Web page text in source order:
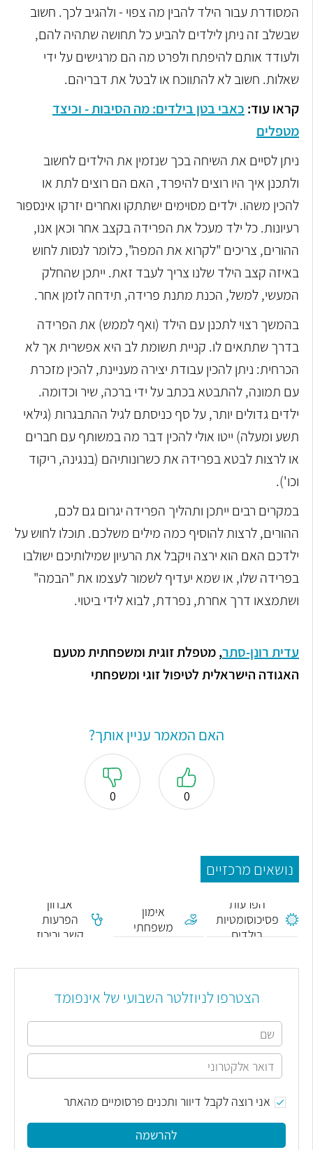
המסודרת עבור הילד להבין מה צפוי - ולהגיב לכך. חשוב
שבשלב זה ניתן לילדים להביע כל תחושה שתהיה להם,
ולעודד אותם להיפתח ולפרט מה הם מרגישים על ידי
שאלות. חשוב לא להתווכח או לבטל את דבריהם.
קראו עוד: כאבי בטן בילדים: מה הסיבות - וכיצד
מטפלים
ניתן לסיים את השיחה בכך שנזמין את הילדים לחשוב
ולתכנן איך היו רוצים להיפרד, האם הם רוצים לתת או
להכין משהו. ילדים מסוימים ישתתקו ואחרים יזרקו אינספור
רעיונות. כל ילד מעכל את הפרידה בקצב אחר וכאן אנו,
ההורים, צריכים "לקרוא את המפה", כלומר לנסות לחוש
באיזה קצב הילד שלנו צריך לעבד זאת. ייתכן שהחלק
המעשי, למשל, הכנת מתנת פרידה, תידחה לזמן אחר.
בהמשך רצוי לתכנן עם הילד (ואף לממש) את הפרידה
בדרך שתתאים לו. קניית תשומת לב היא אפשרית אך לא
הכרחית: ניתן להכין עבודת יצירה מעניינת, להכין מזכרת
עם תמונה, להתבטא בכתב על ידי ברכה, שיר וכדומה.
ילדים גדולים יותר, על סף כניסתם לגיל ההתבגרות (גילאי
תשע ומעלה) ייטו אולי להכין דבר מה במשותף עם חברים
או לרצות לבטא בפרידה את כשרונותיהם (בנגינה, ריקוד
וכו').
במקרים רבים ייתכן ותהליך הפרידה יגרום גם לכם,
ההורים, לרצות להוסיף כמה מילים משלכם. תוכלו לחוש על
ילדכם האם הוא ירצה ויקבל את הרעיון שמילותיכם ישולבו
בפרידה שלו, או שמא יעדיף לשמור לעצמו את "הבמה"
ושתמצאו דרך אחרת, נפרדת, לבוא לידי ביטוי.
עדית רונן-סתר, מטפלת זוגית ומשפחתית מטעם
האגודה הישראלית לטיפול זוגי ומשפחתי
האם המאמר עניין אותך?
0
0
נושאים מרכזיים
הפרעות
פסיכוסומטיות
בילדים
אימון
משפחתי
אבחון
הפרעות
קשב וריכוז
הצטרפו לניוזלטר השבועי של אינפומד
אני רוצה לקבל דיוור ותכנים פרסומיים מהאתר
להרשמה